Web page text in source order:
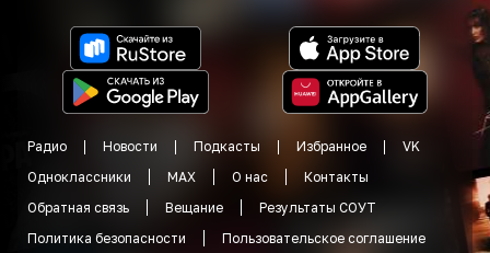
Радио Новости Подкасты Избранное
VK
Одноклассники
MAX О нас
Контакты
Обратная связь
Вещание
Результаты СОУТ
Политика безопасности
Пользовательское соглашение